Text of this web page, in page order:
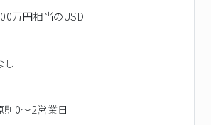
万円相当のUSD
し
則0〜2営業日